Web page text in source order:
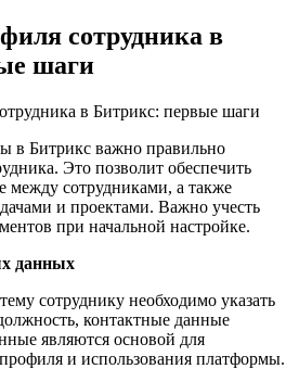
сотрудника в
шаги
в Битрикс важно правильно
Это позволит обеспечить
между сотрудниками, а также
и проектами. Важно учесть
при начальной настройке.
данных
сотруднику необходимо указать
контактные данные
являются основой для
и использования платформы.